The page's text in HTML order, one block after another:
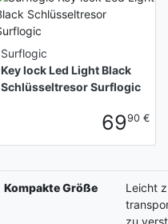
Surflogic
Key lock Led Light Black
Schlüsseltresor Surflogic
6990 €
Kompakte Größe
Leicht
zu